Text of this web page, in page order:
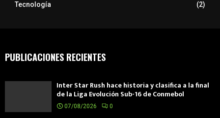
Tecnología
(2)
PUBLICACIONES RECIENTES
Inter Star Rush hace historia y clasifica a la final
de la Liga Evolución Sub-16 de Conmebol
07/08/2026 0